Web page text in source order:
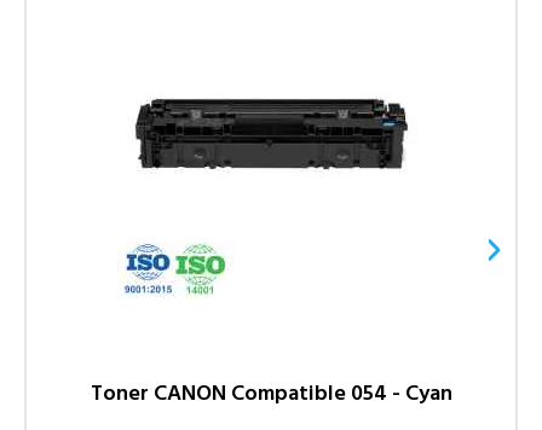
Toner CANON Compatible 054 - Cyan
›